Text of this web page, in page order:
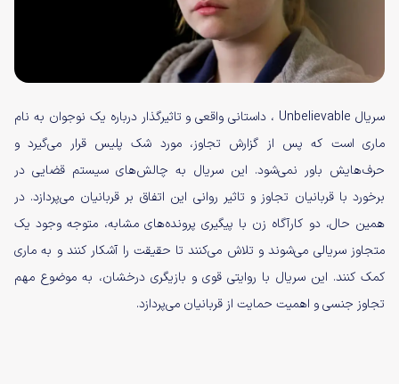
سریال Unbelievable ، داستانی واقعی و تاثیرگذار درباره یک نوجوان به نام
ماری است که پس از گزارش تجاوز، مورد شک پلیس قرار می‌گیرد و
حرف‌هایش باور نمی‌شود. این سریال به چالش‌های سیستم قضایی در
برخورد با قربانیان تجاوز و تاثیر روانی این اتفاق بر قربانیان می‌پردازد. در
همین حال، دو کارآگاه زن با پیگیری پرونده‌های مشابه، متوجه وجود یک
متجاوز سریالی می‌شوند و تلاش می‌کنند تا حقیقت را آشکار کنند و به ماری
کمک کنند. این سریال با روایتی قوی و بازیگری درخشان، به موضوع مهم
تجاوز جنسی و اهمیت حمایت از قربانیان می‌پردازد.